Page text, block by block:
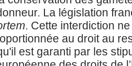
La législation
. Cette interdiction
au droit au
est garanti par les